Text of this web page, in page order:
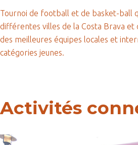
Tournoi de football et de basket-ball
différentes villes de la Costa Brava et
des meilleures équipes locales et
catégories jeunes.
Activités